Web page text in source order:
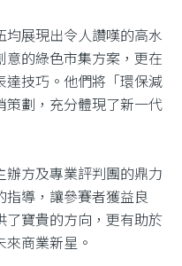
展現出令人讚嘆的高水
的綠色市集方案，更在
達技巧。他們將「環保減
劃，充分體現了新一代
方及專業評判團的鼎力
指導，讓參賽者獲益良
了寶貴的方向，更有助於
商業新星。